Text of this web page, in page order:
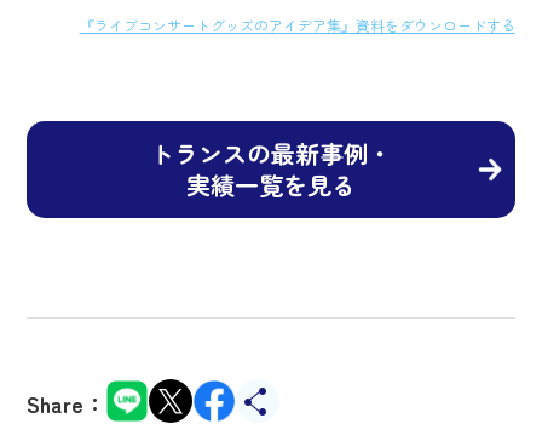
『ライブコンサートグッズのアイデア集』資料をダウンロードする
トランスの最新事例・
実績一覧を見る
Share：